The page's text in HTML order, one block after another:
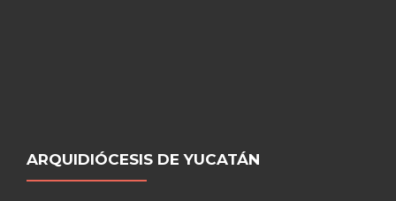
ARQUIDIÓCESIS DE YUCATÁN